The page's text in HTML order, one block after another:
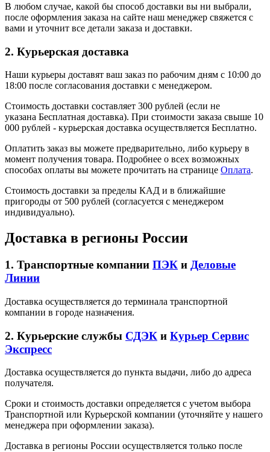
В любом случае, какой бы способ доставки вы ни выбрали,
после оформления заказа на сайте наш менеджер свяжется с
вами и уточнит все детали заказа и доставки.
2. Курьерская доставка
Наши курьеры доставят ваш заказ по рабочим дням с 10:00 до
18:00 после согласования доставки с менеджером.
Стоимость доставки составляет 300 рублей (если не
указана Бесплатная доставка). При стоимости заказа свыше 10
000 рублей - курьерская доставка осуществляется Бесплатно.
Оплатить заказ вы можете предварительно, либо курьеру в
момент получения товара. Подробнее о всех возможных
способах оплаты вы можете прочитать на странице Оплата.
Стоимость доставки за пределы КАД и в ближайшие
пригороды от 500 рублей (согласуется с менеджером
индивидуально).
Доставка в регионы России
1. Транспортные компании ПЭК и Деловые
Линии
Доставка осуществляется до терминала транспортной
компании в городе назначения.
2. Курьерские службы СДЭК и Курьер Сервис
Экспресс
Доставка осуществляется до пункта выдачи, либо до адреса
получателя.
Сроки и стоимость доставки определяется с учетом выбора
Транспортной или Курьерской компании (уточняйте у нашего
менеджера при оформлении заказа).
Доставка в регионы России осуществляется только после